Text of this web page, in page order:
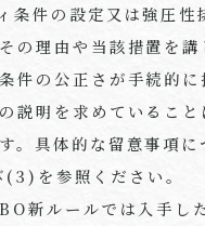
条件の設定又は強圧性
の理由や当該措置を
件の公正さが手続的に
説明を求めているこ
。具体的な留意事項に
(3) を参照ください。
新ルールでは入手し